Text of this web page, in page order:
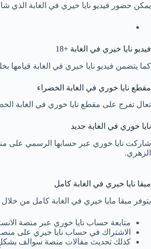
يمكن حضور فيديو نايا خيري في الغابة الذي
فيديو نايا خيري في الغابة +18
كما يتضمن فيديو نايا خيري في الغابة
مقطع نايا خوري في الغابة الخضراء
تعال تفرج على مقطع نايا خوري في الغابة
نايا خوري في الغابة جديد
شاركت نايا خوري عبر حسابها الرسمي على
الزهري.
ميقا نايا خيري في الغابة كامل
يتوفر ميقا مايا خيري في الغابة كامل من خلال
متابعة حساب نايا خوري عبر منصة
الاشتراك في حساب نايا خيري على
كذلك تحديث مقالات منصة سوالف